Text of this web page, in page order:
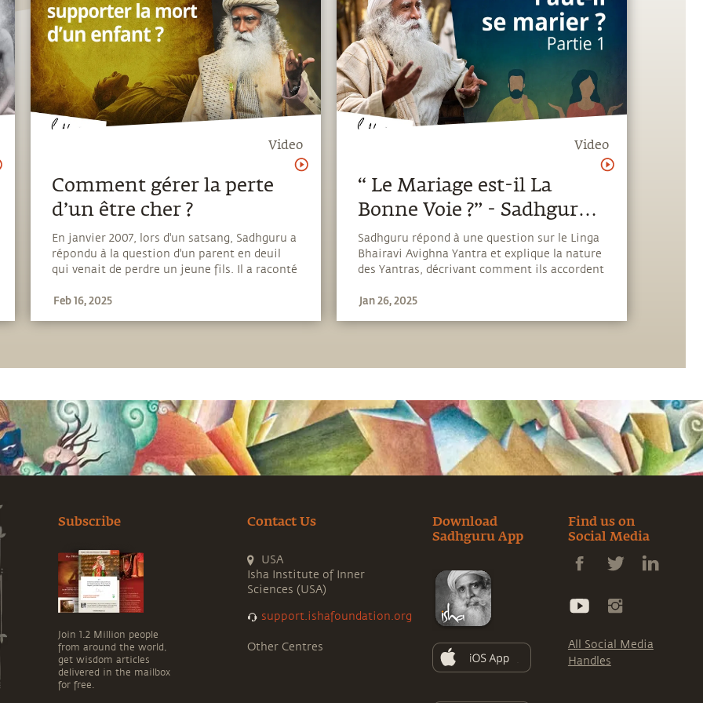
Video
Comment gérer la perte
d’un être cher ?
En janvier 2007, lors d'un satsang, Sadhguru a
répondu à la question d'un parent en deuil
qui venait de perdre un jeune fils. Il a raconté
Bouddha et de Jésus-Christ tout en parlant de
Feb 16, 2025
Video
“ Le Mariage est-il La
Bonne Voie ?” - Sadhguru
(1ère partie)
Sadhguru répond à une question sur le Linga
Bhairavi Avighna Yantra et explique la nature
des Yantras, décrivant comment ils accordent
autrement demanderait d'énormes efforts.
Jan 26, 2025
Subscribe
Join 1.2 Million people
from around the world,
get wisdom articles
delivered in the mailbox
for free.
Contact Us
USA
Isha Institute of Inner
Sciences (USA)
support.ishafoundation.org
Other Centres
Download
Sadhguru App
Find us on
Social Media
All Social Media
Handles